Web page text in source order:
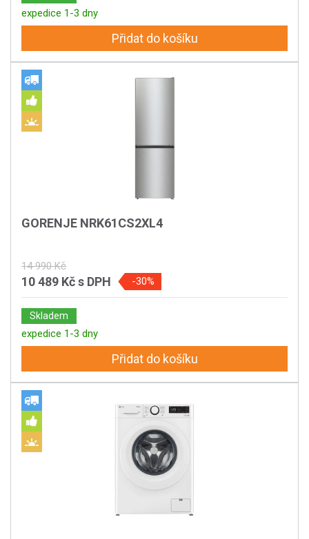
expedice 1-3 dny
Přidat do košíku
GORENJE NRK61CS2XL4
14 990 Kč
10 489 Kčs DPH -30%
Skladem
expedice 1-3 dny
Přidat do košíku